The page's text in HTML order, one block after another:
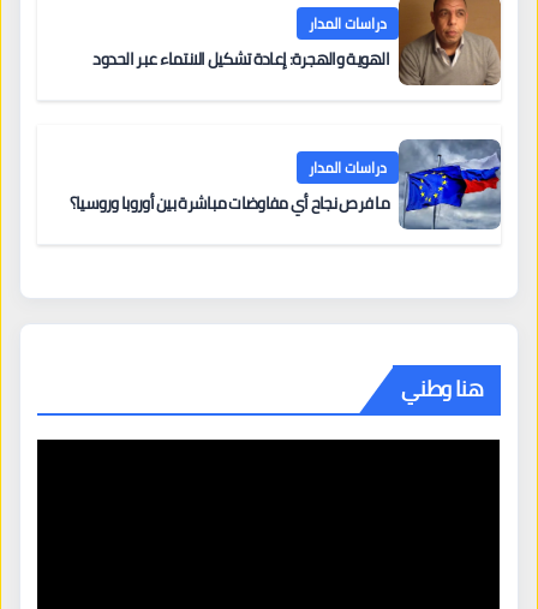
دراسات المدار
الهوية والهجرة: إعادة تشكيل الانتماء عبر الحدود
دراسات المدار
ما فرص نجاح أي مفاوضات مباشرة بين أوروبا وروسيا؟
هنا وطني